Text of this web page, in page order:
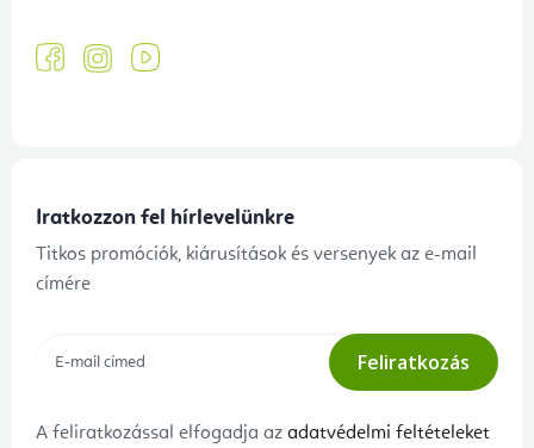
Iratkozzon fel hírlevelünkre
Titkos promóciók, kiárusítások és versenyek az e-mail
címére
Feliratkozás
A feliratkozással elfogadja az adatvédelmi feltételeket